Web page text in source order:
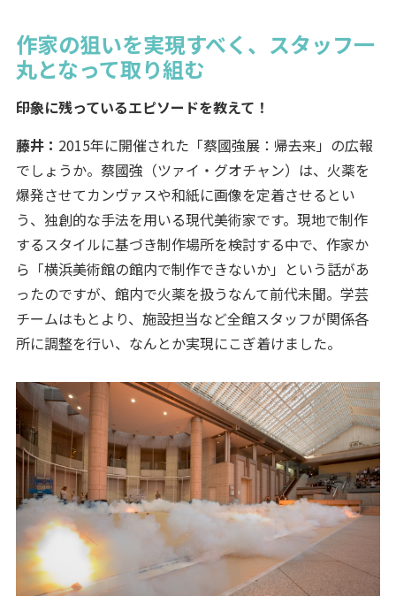
作家の狙いを実現すべく、スタッフ一
丸となって取り組む
――印象に残っているエピソードを教えて！
藤井： 2015年に開催された「蔡國強展：帰去来」の広報
でしょうか。蔡國強（ツァイ・グオチャン）は、火薬を
爆発させてカンヴァスや和紙に画像を定着させるとい
う、独創的な手法を用いる現代美術家です。現地で制作
するスタイルに基づき制作場所を検討する中で、作家か
ら「横浜美術館の館内で制作できないか」という話があ
ったのですが、館内で火薬を扱うなんて前代未聞。学芸
チームはもとより、施設担当など全館スタッフが関係各
所に調整を行い、なんとか実現にこぎ着けました。